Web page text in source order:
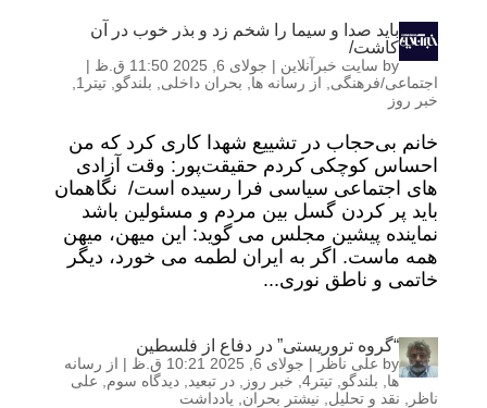
باید صدا و سیما را شخم زد و بذر خوب در آن
کاشت/
by سایت خبرآنلاین | جولای 6, 2025 11:50 ق.ظ
|
اجتماعی/فرهنگی
از رسانه ها بحران داخلی بلندگو تیتر1
خبر روز
خانم بی‌حجاب در تشییع شهدا کاری کرد که من
احساس کوچکی کردم حقیقت‌پور: وقت آزادی
های اجتماعی سیاسی فرا رسیده است/ نگاهمان
باید پر کردن گسل بین مردم و مسئولین باشد
نماینده پیشین مجلس می گوید: این میهن، میهن
همه ماست. اگر به ایران لطمه می خورد، دیگر
خاتمی و ناطق نوری...
“گروه تروریستی” در دفاع از فلسطین
by علی ناظر | جولای 6, 2025 10:21 ق.ظ | از رسانه
ها
بلندگو تیتر4 , خبر روز در تبعید دیدگاه سوم
علی
ناظر
نقد و تحلیل نیشتر بحران یادداشت